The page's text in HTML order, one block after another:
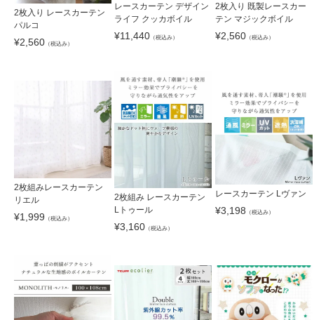
2枚入り レースカーテン
パルコ
¥2,560 （税込み）
レースカーテン デザイン
ライフ クッカボイル
¥11,440 （税込み）
2枚入り 既製レースカー
テン マジックボイル
¥2,560（税込み）
2枚組みレースカーテン
リエル
¥1,999 （税込み）
2枚組み レースカーテン
Lトゥール
¥3,160 （税込み）
レースカーテン Lヴァン
¥3,198 （税込み）